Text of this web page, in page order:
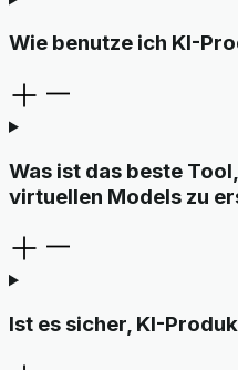
Wie benutze ich KI-
Was ist das beste
virtuellen Models zu
Ist es sicher, KI-